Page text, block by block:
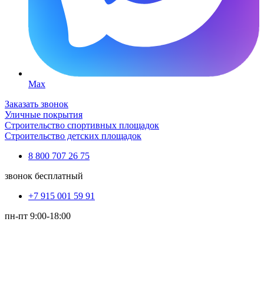
Max
Заказать звонок
Уличные покрытия
Строительство спортивных площадок
Строительство детских площадок
8 800 707 26 75
звонок бесплатный
+7 915 001 59 91
пн-пт 9:00-18:00